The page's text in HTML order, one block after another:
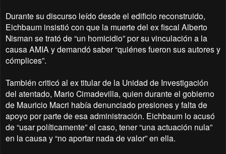
Durante su discurso leído desde el edificio reconstruido,
Eichbaum insistió con que la muerte del ex fiscal Alberto
Nisman se trató de “un homicidio” por su vinculación a la
causa AMIA y demandó saber “quiénes fueron sus autores y
cómplices”.
También criticó al ex titular de la Unidad de Investigación
del atentado, Mario Cimadevilla, quien durante el gobierno
de Mauricio Macri había denunciado presiones y falta de
apoyo por parte de esa administración. Eichbaum lo acusó
de “usar políticamente” el caso, tener “una actuación nula”
en la causa y “no aportar nada de valor” en ella.